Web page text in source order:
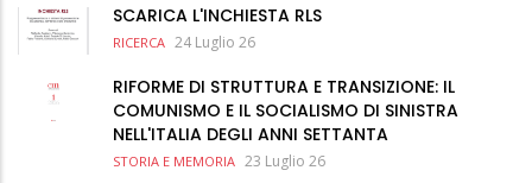
SCARICA L'INCHIESTA RLS
RICERCA 24 Luglio 26
RIFORME DI STRUTTURA E TRANSIZIONE: IL
COMUNISMO E IL SOCIALISMO DI SINISTRA
NELL'ITALIA DEGLI ANNI SETTANTA
STORIA E MEMORIA 23 Luglio 26